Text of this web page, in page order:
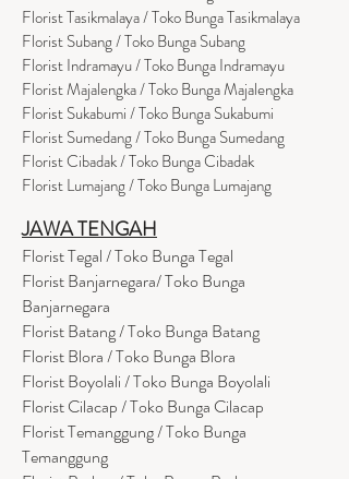
Florist Tasikmalaya / Toko Bunga Tasikmalaya
Florist Subang / Toko Bunga Subang
Florist Indramayu / Toko Bunga Indramayu
Florist Majalengka / Toko Bunga Majalengka
Florist Sukabumi / Toko Bunga Sukabumi
Florist Sumedang / Toko Bunga Sumedang
Florist Cibadak / Toko Bunga Cibadak
Florist Lumajang / Toko Bunga Lumajang
JAWA TENGAH
Florist Tegal / Toko Bunga Tegal
Florist Banjarnegara/ Toko Bunga
Banjarnegara
Florist Batang / Toko Bunga Batang
Florist Blora / Toko Bunga Blora
Florist Boyolali / Toko Bunga Boyolali
Florist Cilacap / Toko Bunga Cilacap
Florist Temanggung / Toko Bunga
Temanggung